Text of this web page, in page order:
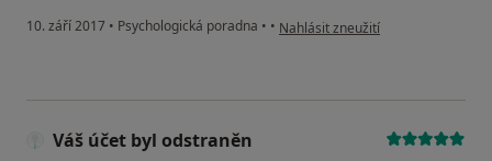
10. září 2017 • Psychologická poradna • • podle názoru uživatele Klára
Nahlásit zneužití
Váš účet byl odstraněn